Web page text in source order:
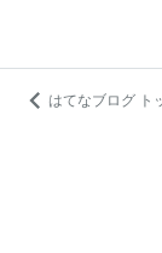
はてなブログ ト